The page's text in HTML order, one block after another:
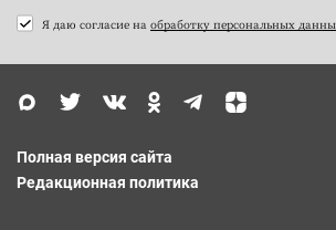
Я даю согласие на обработку персональных
Полная версия сайта
Редакционная политика